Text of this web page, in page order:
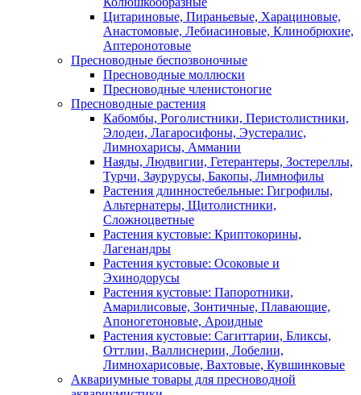
Цитариновые, Пираньевые, Харациновые,
Анастомовые, Лебиасиновые, Клинобрюхие,
Аптеронотовые
Пресноводные беспозвоночные
Пресноводные моллюски
Пресноводные членистоногие
Пресноводные растения
Кабомбы, Роголистники, Перистолистники,
Элодеи, Лагаросифоны, Эустералис,
Лимнохарисы, Аммании
Наяды, Людвигии, Гетерантеры, Зостереллы,
Турчи, Заурурусы, Бакопы, Лимнофилы
Растения длинностебельные: Гигрофилы,
Альтернатеры, Щитолистники,
Сложноцветные
Растения кустовые: Криптокорины,
Лагенандры
Растения кустовые: Осоковые и
Эхинодорусы
Растения кустовые: Папоротники,
Амарилисовые, Зонтичные, Плавающие,
Апоногетоновые, Ароидные
Растения кустовые: Сагиттарии, Бликсы,
Оттлии, Валлиснерии, Лобелии,
Лимнохарисовые, Вахтовые, Кувшинковые
Аквариумные товары для пресноводной